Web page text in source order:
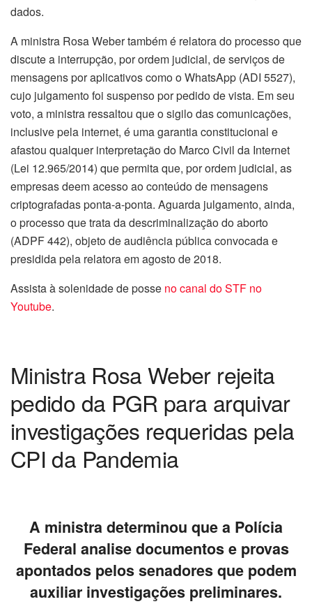
dados.
A ministra Rosa Weber também é relatora do processo que
discute a interrupção, por ordem judicial, de serviços de
mensagens por aplicativos como o WhatsApp (ADI 5527),
cujo julgamento foi suspenso por pedido de vista. Em seu
voto, a ministra ressaltou que o sigilo das comunicações,
inclusive pela internet, é uma garantia constitucional e
afastou qualquer interpretação do Marco Civil da Internet
(Lei 12.965/2014) que permita que, por ordem judicial, as
empresas deem acesso ao conteúdo de mensagens
criptografadas ponta-a-ponta. Aguarda julgamento, ainda,
o processo que trata da descriminalização do aborto
(ADPF 442), objeto de audiência pública convocada e
presidida pela relatora em agosto de 2018.
Assista à solenidade de posse no canal do STF no
Youtube.
Ministra Rosa Weber rejeita
pedido da PGR para arquivar
investigações requeridas pela
CPI da Pandemia
A ministra determinou que a Polícia
Federal analise documentos e provas
apontados pelos senadores que podem
auxiliar investigações preliminares.